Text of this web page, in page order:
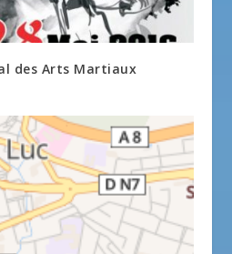
des Arts Martiaux